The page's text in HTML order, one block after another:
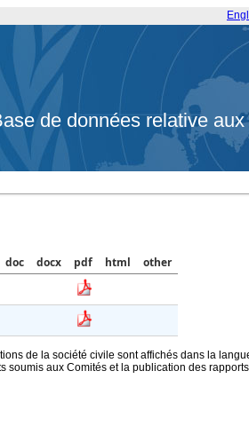
de données relative
doc docx pdf html
other
de la société civile sont affichés dans la
soumis aux Comités et la publication des